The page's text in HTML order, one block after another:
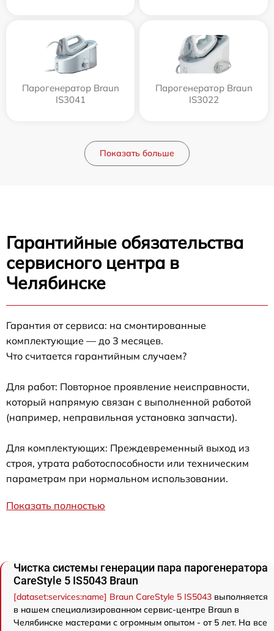
Парогенератор Braun
IS3041
Парогенератор Braun
IS3022
Показать больше
Гарантийные обязательства
сервисного центра в
Челябинске
Гарантия от сервиса: на смонтированные
комплектующие — до 3 месяцев.
Что считается гарантийным случаем?
Для работ: Повторное проявление неисправности,
который напрямую связан с выполненной работой
(например, неправильная установка запчасти).
Для комплектующих: Преждевременный выход из
строя, утрата работоспособности или техническим
параметрам при нормальном использовании.
Показать полностью
Чистка системы генерации пара парогенератора
CareStyle 5 IS5043 Braun
[dataset:services:name] Braun CareStyle 5 IS5043 выполняется
в нашем специализированном сервис-центре Braun в
Челябинске мастерами с огромным опытом - от 5 лет. На все